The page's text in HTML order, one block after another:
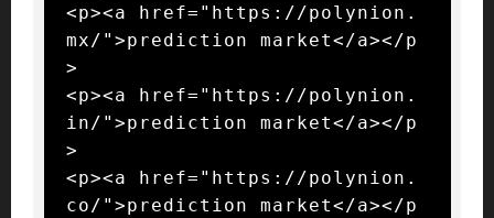
<p><a href="https://polynion.
mx/">prediction market</a></p
>
<p><a href="https://polynion.
in/">prediction market</a></p
>
<p><a href="https://polynion.
co/">prediction market</a></p